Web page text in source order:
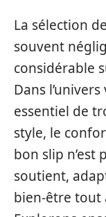
La sélection
souvent
considérable
Dans
essentiel de
style, le
bon slip n’est
soutient,
bien-être tout